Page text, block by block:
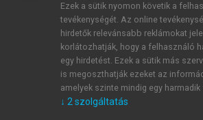
JELSZÓ ÚJRA
Kérek értesítést a MeRSZ újdonságairól,
Kérek értesítést az Akadémiai Kiadó Zrt.
Ezek a sütik nyomon követik a
tevékenységét. Az online
hirdetők relevánsabb reklámokat
korlátozhatják, hogy a felhasználó
egy hirdetést. Ezek a sütik más
is megoszthatják ezeket az
amelyek szinte mindig egy
↓ 2 szolgáltatás